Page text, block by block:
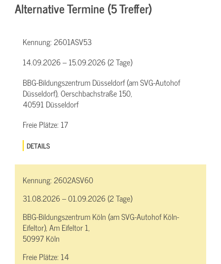
Alternative Termine (5 Treffer)
Kennung:2601ASV53
14.09.2026 – 15.09.2026 (2 Tage)
BBG-Bildungszentrum Düsseldorf (am SVG-Autohof
Düsseldorf), Oerschbachstraße 150,
40591 Düsseldorf
Freie Plätze: 17
DETAILS
Kennung:2602ASV60
31.08.2026 – 01.09.2026 (2 Tage)
BBG-Bildungszentrum Köln (am SVG-Autohof Köln-
Eifeltor), Am Eifeltor 1,
50997 Köln
Freie Plätze: 14